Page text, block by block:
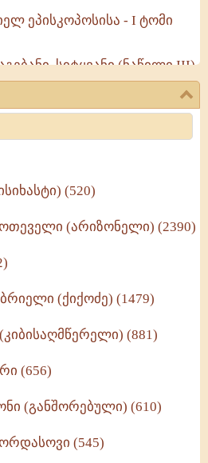
ეპისკოპოსისა - I ტომი
სიტყვანი (ნაწილი III)
რჩევები
ეპისკოპოსისა - II ტომი
სახელმძღვანელო -
(520)
(არიზონელი) (2390)
(ქიქოძე) (1479)
(881)
(656)
(განშორებული) (610)
(545)